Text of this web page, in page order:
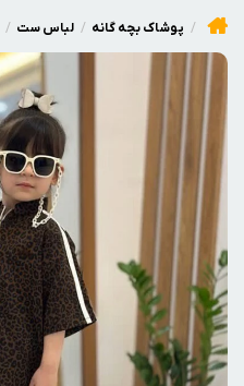
پوشاک بچه گانه لباس ست